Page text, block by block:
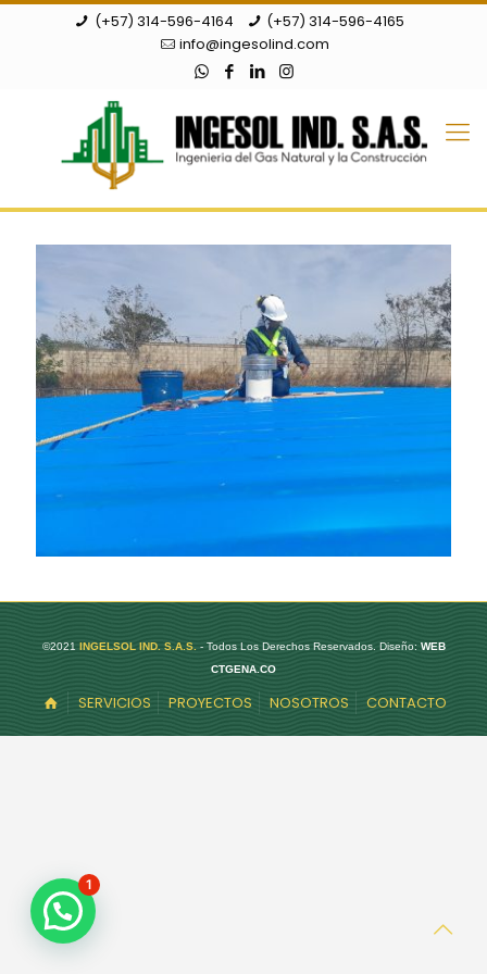
(+57) 314-596-4164
(+57) 314-596-4165
info@ingesolind.com
©2021 INGELSOL IND. S.A.S. - Todos Los Derechos Reservados. Diseño: WEB
CTGENA.CO
SERVICIOS PROYECTOS NOSOTROS CONTACTO
1